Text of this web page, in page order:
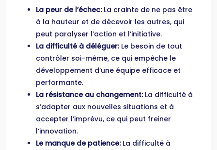
La peur de l’échec: La crainte de ne pas être
à la hauteur et de décevoir les autres, qui
peut paralyser l’action et l’initiative.
La difficulté à déléguer: Le besoin de tout
contrôler soi-même, ce qui empêche le
développement d’une équipe efficace et
performante.
La résistance au changement: La difficulté à
s’adapter aux nouvelles situations et à
accepter l’imprévu, ce qui peut freiner
l’innovation.
Le manque de patience: La difficulté à